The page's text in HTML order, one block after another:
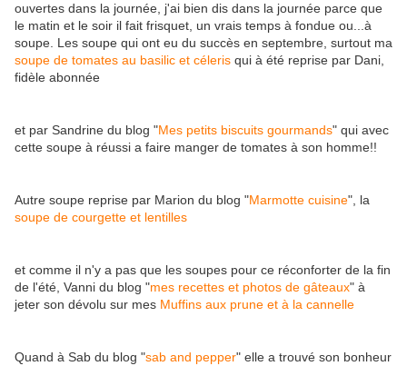
ouvertes dans la journée, j'ai bien dis dans la journée parce que
le matin et le soir il fait frisquet, un vrais temps à fondue ou...à
soupe. Les soupe qui ont eu du succès en septembre, surtout ma
soupe de tomates au basilic et céleris qui à été reprise par Dani,
fidèle abonnée
et par Sandrine du blog "Mes petits biscuits gourmands" qui avec
cette soupe à réussi a faire manger de tomates à son homme!!
Autre soupe reprise par Marion du blog "Marmotte cuisine", la
soupe de courgette et lentilles
et comme il n'y a pas que les soupes pour ce réconforter de la fin
de l'été, Vanni du blog "mes recettes et photos de gâteaux" à
jeter son dévolu sur mes Muffins aux prune et à la cannelle
Quand à Sab du blog "sab and pepper" elle a trouvé son bonheur